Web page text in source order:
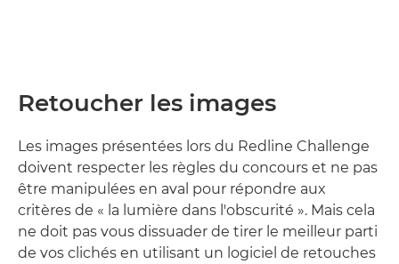
Retoucher les images
Les images présentées lors du Redline Challenge
doivent respecter les règles du concours et ne pas
être manipulées en aval pour répondre aux
critères de « la lumière dans l'obscurité ». Mais cela
ne doit pas vous dissuader de tirer le meilleur parti
de vos clichés en utilisant un logiciel de retouches